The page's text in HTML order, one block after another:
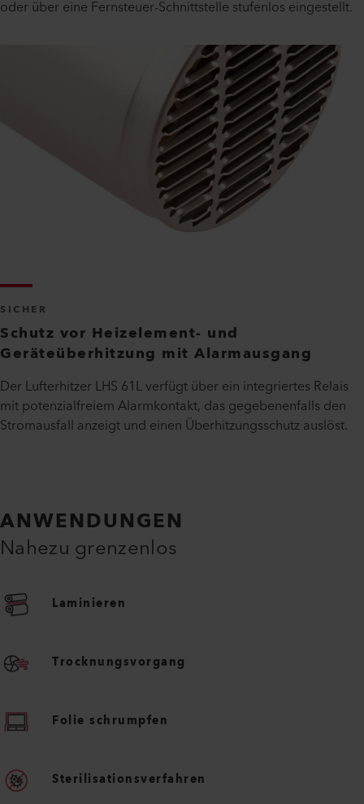
oder über eine Fernsteuer-Schnittstelle stufenlos eingestellt.
SICHER
Schutz vor Heizelement- und
Geräteüberhitzung mit Alarmausgang
Der Lufterhitzer LHS 61L verfügt über ein inte­griertes Relais
mit potenzialfreiem Alarmkontakt, das gegebenenfalls den
Stromausfall anzeigt und einen Überhit­zungsschutz auslöst.
ANWENDUNGEN
Nahezu grenzenlos
Laminieren
Trocknungsvorgang
Folie schrumpfen
Sterilisationsverfahren